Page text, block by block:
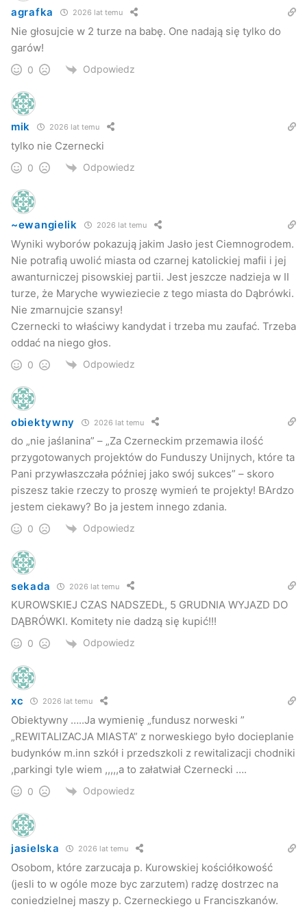
agrafka 2026 lat temu
Nie głosujcie w 2 turze na babę. One nadają się tylko do
garów!
0 Odpowiedz
mik 2026 lat temu
tylko nie Czernecki
0 Odpowiedz
~ewangielik 2026 lat temu
Wyniki wyborów pokazują jakim Jasło jest Ciemnogrodem.
Nie potrafią uwolić miasta od czarnej katolickiej mafii i jej
awanturniczej pisowskiej partii. Jest jeszcze nadzieja w II
turze, że Maryche wywieziecie z tego miasta do Dąbrówki.
Nie zmarnujcie szansy!
Czernecki to właściwy kandydat i trzeba mu zaufać. Trzeba
oddać na niego głos.
0 Odpowiedz
obiektywny 2026 lat temu
do „nie jaślanina” – „Za Czerneckim przemawia ilość
przygotowanych projektów do Funduszy Unijnych, które ta
Pani przywłaszczała później jako swój sukces” – skoro
piszesz takie rzeczy to proszę wymień te projekty! BArdzo
jestem ciekawy? Bo ja jestem innego zdania.
0 Odpowiedz
sekada 2026 lat temu
KUROWSKIEJ CZAS NADSZEDŁ, 5 GRUDNIA WYJAZD DO
DĄBRÓWKI. Komitety nie dadzą się kupić!!!
0 Odpowiedz
xc 2026 lat temu
Obiektywny …..Ja wymienię „fundusz norweski ”
„REWITALIZACJA MIASTA” z norweskiego było docieplanie
budynków m.inn szkół i przedszkoli z rewitalizacji chodniki
,parkingi tyle wiem ,,,,,a to załatwiał Czernecki ….
0 Odpowiedz
jasielska 2026 lat temu
Osobom, które zarzucaja p. Kurowskiej kościółkowość
(jesli to w ogóle moze byc zarzutem) radzę dostrzec na
coniedzielnej maszy p. Czerneckiego u Franciszkanów.